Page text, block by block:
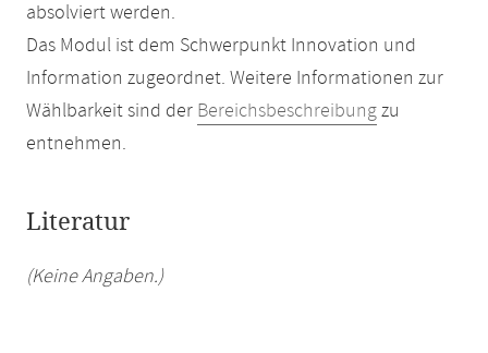
absolviert werden.
Das Modul ist dem Schwerpunkt Innovation und
Information zugeordnet. Weitere Informationen zur
Wählbarkeit sind der Bereichsbeschreibungzu
entnehmen.
Literatur
(Keine Angaben.)